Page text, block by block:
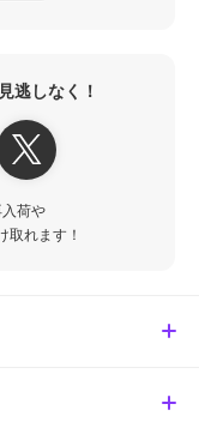
逃しなく！
荷や
取れます！